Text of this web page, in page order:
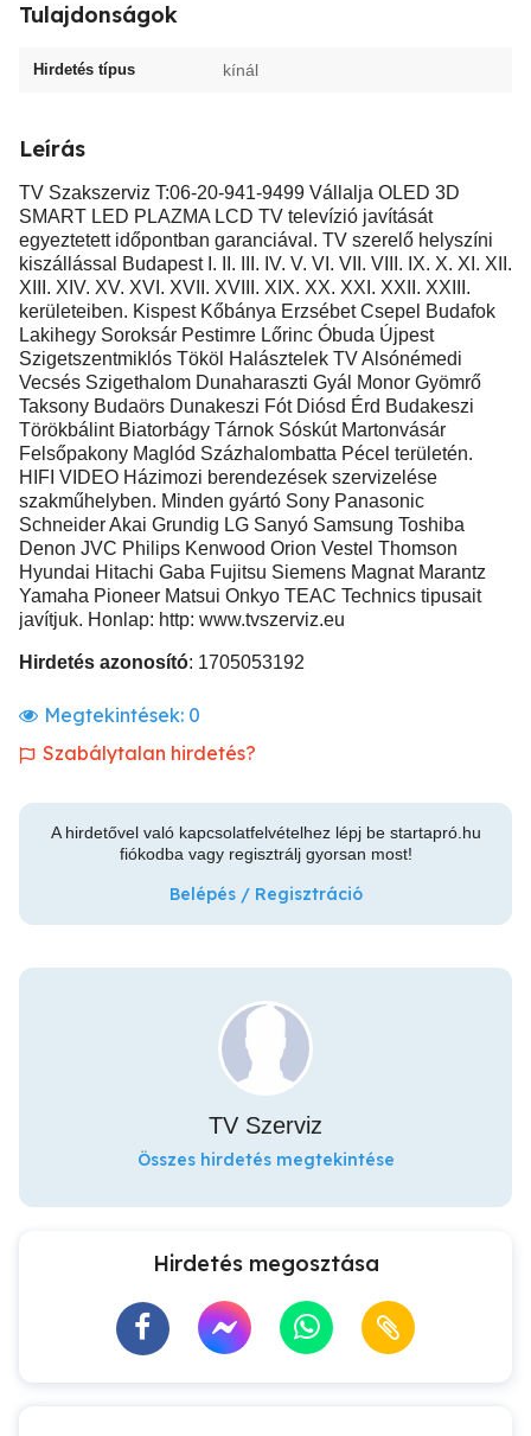
Tulajdonságok
Hirdetés típus kínál
Leírás
TV Szakszerviz T:06-20-941-9499 Vállalja OLED 3D
SMART LED PLAZMA LCD TV televízió javítását
egyeztetett időpontban garanciával. TV szerelő helyszíni
kiszállással Budapest I. II. III. IV. V. VI. VII. VIII. IX. X. XI. XII.
XIII. XIV. XV. XVI. XVII. XVIII. XIX. XX. XXI. XXII. XXIII.
kerületeiben. Kispest Kőbánya Erzsébet Csepel Budafok
Lakihegy Soroksár Pestimre Lőrinc Óbuda Újpest
Szigetszentmiklós Tököl Halásztelek TV Alsónémedi
Vecsés Szigethalom Dunaharaszti Gyál Monor Gyömrő
Taksony Budaörs Dunakeszi Fót Diósd Érd Budakeszi
Törökbálint Biatorbágy Tárnok Sóskút Martonvásár
Felsőpakony Maglód Százhalombatta Pécel területén.
HIFI VIDEO Házimozi berendezések szervizelése
szakműhelyben. Minden gyártó Sony Panasonic
Schneider Akai Grundig LG Sanyó Samsung Toshiba
Denon JVC Philips Kenwood Orion Vestel Thomson
Hyundai Hitachi Gaba Fujitsu Siemens Magnat Marantz
Yamaha Pioneer Matsui Onkyo TEAC Technics tipusait
javítjuk. Honlap: http: www.tvszerviz.eu
Hirdetés azonosító: 1705053192
Megtekintések: 0
Szabálytalan hirdetés?
A hirdetővel való kapcsolatfelvételhez lépj be startapró.hu
fiókodba vagy regisztrálj gyorsan most!
Belépés / Regisztráció
TV Szerviz
Összes hirdetés megtekintése
Hirdetés megosztása